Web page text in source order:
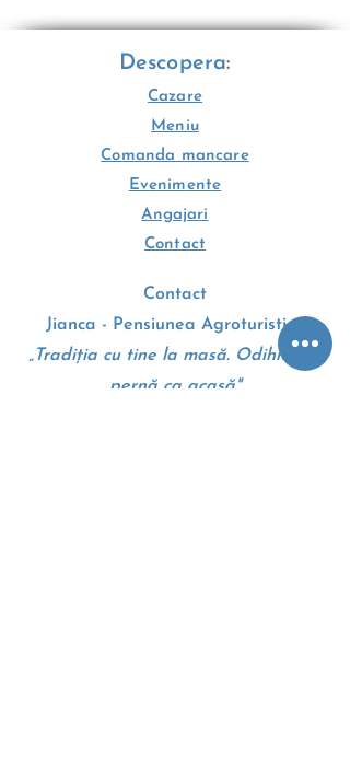
Descopera:
Cazare
Meniu
Comanda mancare
Evenimente
Angajari
Contact
Contact
Jianca - Pensiunea Agroturistica
„Tradiția cu tine la masă. Odihnă pe
pernă ca acasă"